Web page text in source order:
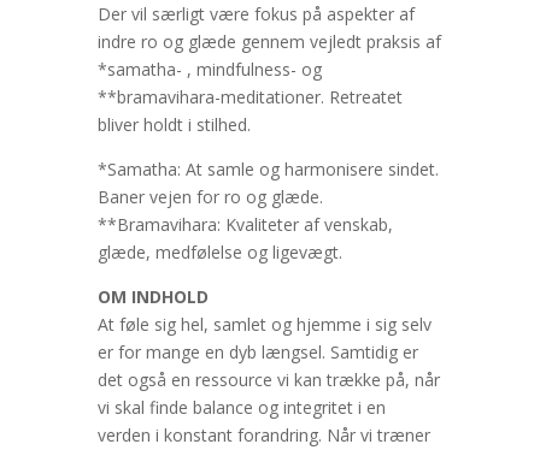
Der vil særligt være fokus på aspekter af
indre ro og glæde gennem vejledt praksis af
*samatha- , mindfulness- og
**bramavihara-meditationer. Retreatet
bliver holdt i stilhed.
*Samatha: At samle og harmonisere sindet.
Baner vejen for ro og glæde.
**Bramavihara: Kvaliteter af venskab,
glæde, medfølelse og ligevægt.
OM INDHOLD
At føle sig hel, samlet og hjemme i sig selv
er for mange en dyb længsel. Samtidig er
det også en ressource vi kan trække på, når
vi skal finde balance og integritet i en
verden i konstant forandring. Når vi træner